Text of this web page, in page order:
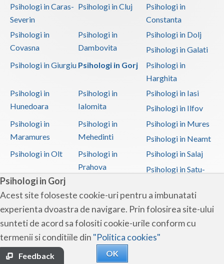
Psihologi in Gorj
Acest site foloseste cookie-uri pentru a imbunatati
experienta dvoastra de navigare. Prin folosirea site-ului
sunteti de acord sa folositi cookie-urile conform cu
termenii si conditiile din "Politica cookies"
OK
Feedback
Psihologi in Caras-
Severin
Psihologi in Cluj
Psihologi in
Constanta
Psihologi in
Covasna
Psihologi in
Dambovita
Psihologi in Dolj
Psihologi in Galati
Psihologi in Giurgiu Psihologi in Gorj
Psihologi in
Harghita
Psihologi in
Hunedoara
Psihologi in
Ialomita
Psihologi in Iasi
Psihologi in Ilfov
Psihologi in
Maramures
Psihologi in
Mehedinti
Psihologi in Mures
Psihologi in Neamt
Psihologi in Olt
Psihologi in
Prahova
Psihologi in Salaj
Psihologi in Satu-
Psihologi in Sibiu
Psihologi in
Suceava
Psihologi in
Teleorman
Psihologi in Timis
Psihologi in Tulcea Psihologi in Valcea
Psihologi in Vaslui
Psihologi in
Vrancea